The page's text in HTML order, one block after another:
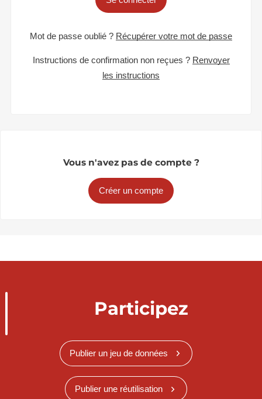
Mot de passe oublié ? Récupérer votre mot de passe
Instructions de confirmation non reçues ? Renvoyer
les instructions
Vous n'avez pas de compte ?
Créer un compte
Participez
Publier un jeu de données
Publier une réutilisation